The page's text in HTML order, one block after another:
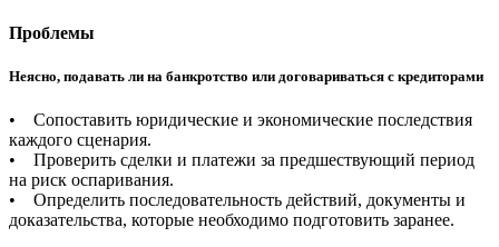
Проблемы
Неясно, подавать ли на банкротство или договариваться с кредиторами
• Сопоставить юридические и экономические последствия
каждого сценария.
• Проверить сделки и платежи за предшествующий период
на риск оспаривания.
• Определить последовательность действий, документы и
доказательства, которые необходимо подготовить заранее.